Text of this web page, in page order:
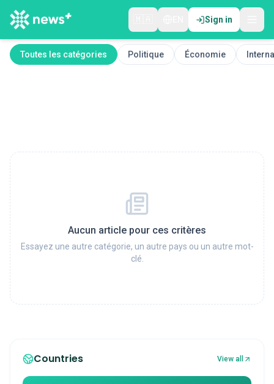
Sign in
Toutes les catégories Politique Économie
Aucun article pour ces critères
Essayez une autre catégorie, un autre pays ou un autre mot-
clé.
Countries View all